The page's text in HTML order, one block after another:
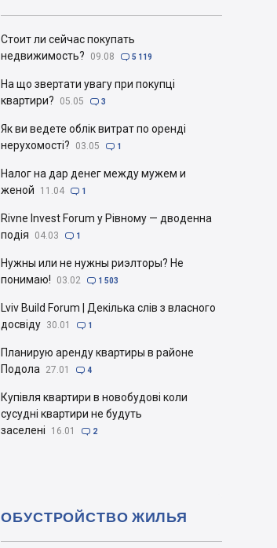
Стоит ли сейчас покупать
недвижимость?
09.08  5 119
На що звертати увагу при покупці
квартири?
05.05  3
Як ви ведете облік витрат по оренді
нерухомості?
03.05  1
Налог на дар денег между мужем и
женой
11.04  1
Rivne Invest Forum у Рівному — дводенна
подія
04.03  1
Нужны или не нужны риэлторы? Не
понимаю!
03.02  1 503
Lviv Build Forum | Декілька слів з власного
досвіду 30.01  1
Планирую аренду квартиры в районе
Подола
27.01  4
Купівля квартири в новобудові коли
сусудні квартири не будуть
заселені
16.01  2
ОБУСТРОЙСТВО ЖИЛЬЯ